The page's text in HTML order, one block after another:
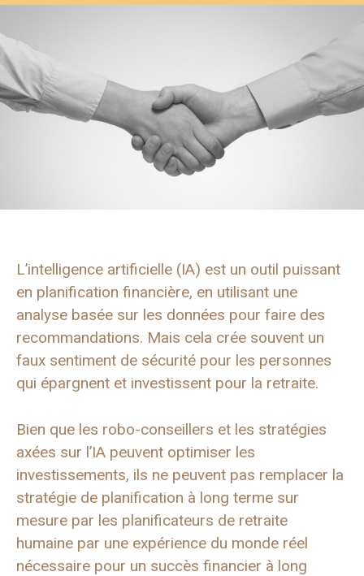
L’intelligence artificielle (IA) est un outil puissant
en planification financière, en utilisant une
analyse basée sur les données pour faire des
recommandations. Mais cela crée souvent un
faux sentiment de sécurité pour les personnes
qui épargnent et investissent pour la retraite.
Bien que les robo-conseillers et les stratégies
axées sur l’IA peuvent optimiser les
investissements, ils ne peuvent pas remplacer la
stratégie de planification à long terme sur
mesure par les planificateurs de retraite
humaine par une expérience du monde réel
nécessaire pour un succès financier à long